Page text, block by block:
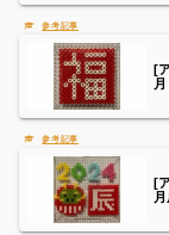
[
月
[
月